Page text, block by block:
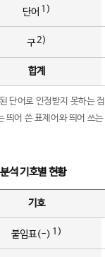
단어 1)
구2)
합계
단어로 인정받지 못하는
띄어 쓴 표제어와 띄어 쓰
석 기호별 현황
기호
붙임표(-) 1)